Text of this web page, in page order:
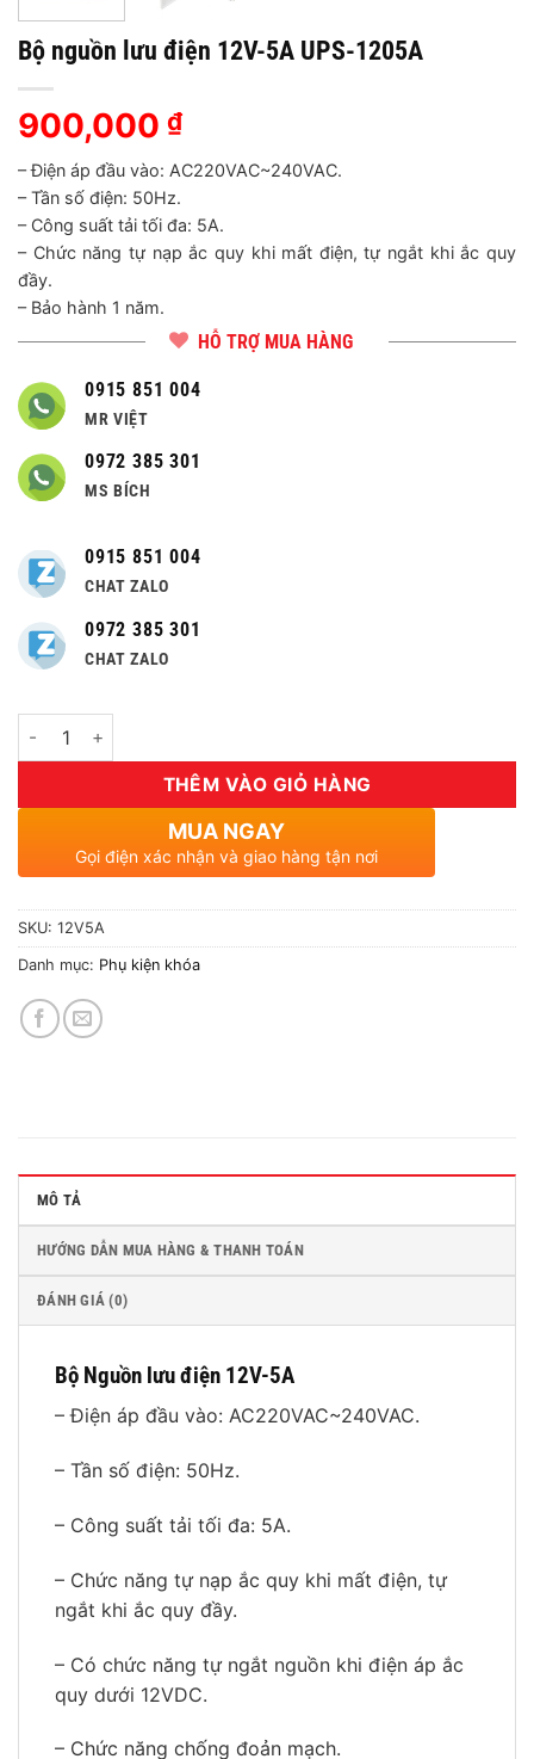
Bộ nguồn lưu điện 12V-5A UPS-1205A
900,000 ₫
– Điện áp đầu vào: AC220VAC~240VAC.
– Tần số điện: 50Hz.
– Công suất tải tối đa: 5A.
– Chức năng tự nạp ắc quy khi mất điện, tự ngắt khi ắc quy
đầy.
– Bảo hành 1 năm.
HỖ TRỢ MUA HÀNG
0915 851 004
MR VIỆT
0972 385 301
MS BÍCH
0915 851 004
CHAT ZALO
0972 385 301
CHAT ZALO
Số lượng
THÊM VÀO GIỎ HÀNG
MUA NGAY
Gọi điện xác nhận và giao hàng tận nơi
SKU: 12V5A
Danh mục: Phụ kiện khóa
MÔ TẢ
HƯỚNG DẪN MUA HÀNG & THANH TOÁN
ĐÁNH GIÁ (0)
Bộ Nguồn lưu điện 12V-5A
– Điện áp đầu vào: AC220VAC~240VAC.
– Tần số điện: 50Hz.
– Công suất tải tối đa: 5A.
– Chức năng tự nạp ắc quy khi mất điện, tự
ngắt khi ắc quy đầy.
– Có chức năng tự ngắt nguồn khi điện áp ắc
quy dưới 12VDC.
– Chức năng chống đoản mạch.